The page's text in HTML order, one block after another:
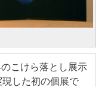
こけら落とし展示
した初の個展で